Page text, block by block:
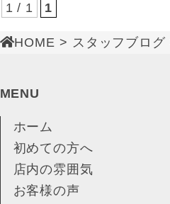
1 / 1 1
HOME > スタッフブログ
MENU
ホーム
初めての方へ
店内の雰囲気
お客様の声